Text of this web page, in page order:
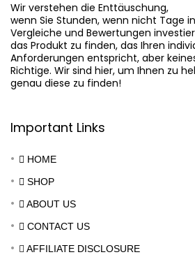
Wir verstehen die Enttäuschung,
wenn Sie Stunden, wenn nicht Tage
Vergleiche und Bewertungen
das Produkt zu finden, das Ihren
Anforderungen entspricht, aber
Richtige. Wir sind hier, um Ihnen zu
genau diese zu finden!
Important Links
HOME
SHOP
ABOUT US
CONTACT US
AFFILIATE DISCLOSURE